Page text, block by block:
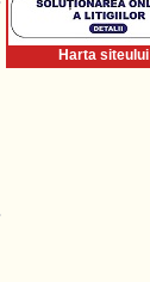
Harta siteului